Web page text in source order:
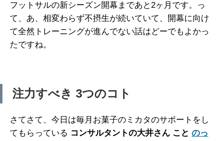
フットサルの新シーズン開幕まであと2ヶ月です。っ
て、あ、相変わらず不摂生が続いていて、開幕に向け
て全然トレーニングが進んでない話はどーでもよかっ
たですね。
注力すべき 3つのコト
さてさて、今日は毎月お菓子のミカタのサポートをし
てもらっている コンサルタントの大井さん こと のっ